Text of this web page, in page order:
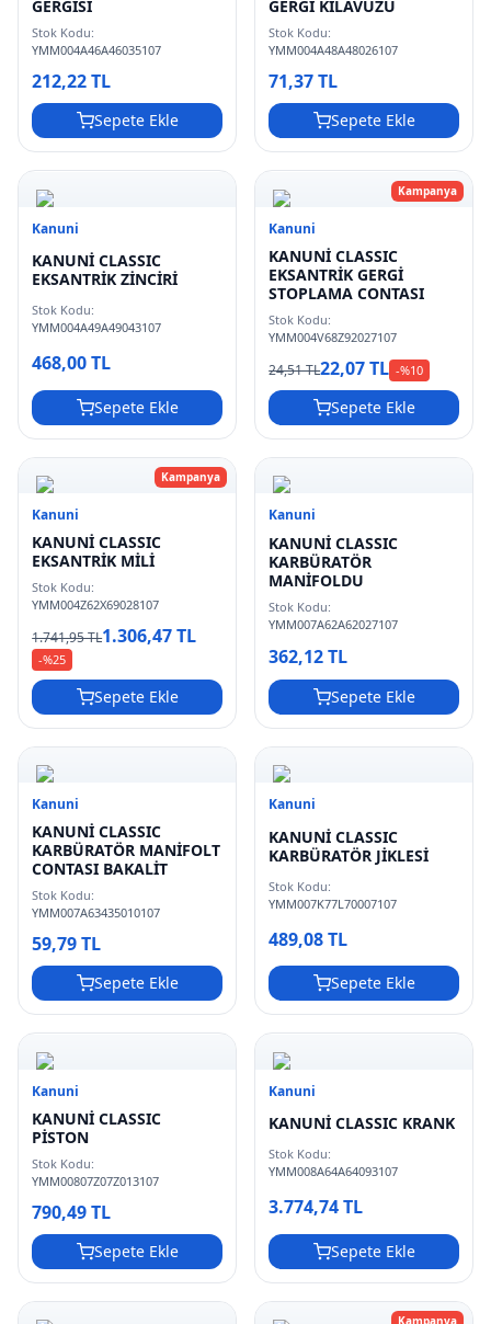
GERGİSİ
Stok Kodu:
YMM004A46A46035107
212,22 TL
Sepete Ekle
GERGİ KILAVUZU
Stok Kodu:
YMM004A48A48026107
71,37 TL
Sepete Ekle
Kanuni
KANUNİ CLASSIC
EKSANTRİK ZİNCİRİ
Stok Kodu:
YMM004A49A49043107
468,00 TL
Sepete Ekle
Kampanya
Kanuni
KANUNİ CLASSIC
EKSANTRİK GERGİ
STOPLAMA CONTASI
Stok Kodu:
YMM004V68Z92027107
24,51 TL22,07 TL -%10
Sepete Ekle
Kampanya
Kanuni
KANUNİ CLASSIC
EKSANTRİK MİLİ
Stok Kodu:
YMM004Z62X69028107
1.741,95 TL1.306,47 TL
-%25
Sepete Ekle
Kanuni
KANUNİ CLASSIC
KARBÜRATÖR
MANİFOLDU
Stok Kodu:
YMM007A62A62027107
362,12 TL
Sepete Ekle
Kanuni
KANUNİ CLASSIC
KARBÜRATÖR MANİFOLT
CONTASI BAKALİT
Stok Kodu:
YMM007A63435010107
59,79 TL
Sepete Ekle
Kanuni
KANUNİ CLASSIC
KARBÜRATÖR JİKLESİ
Stok Kodu:
YMM007K77L70007107
489,08 TL
Sepete Ekle
Kanuni
KANUNİ CLASSIC
PİSTON
Stok Kodu:
YMM00807Z07Z013107
790,49 TL
Sepete Ekle
Kanuni
KANUNİ CLASSIC KRANK
Stok Kodu:
YMM008A64A64093107
3.774,74 TL
Sepete Ekle
Kampanya